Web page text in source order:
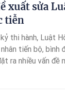
xuất sửa
tiễn
thi hành, Luật
tiến bộ, bình
ra nhiều vấn
cặp đôi chung